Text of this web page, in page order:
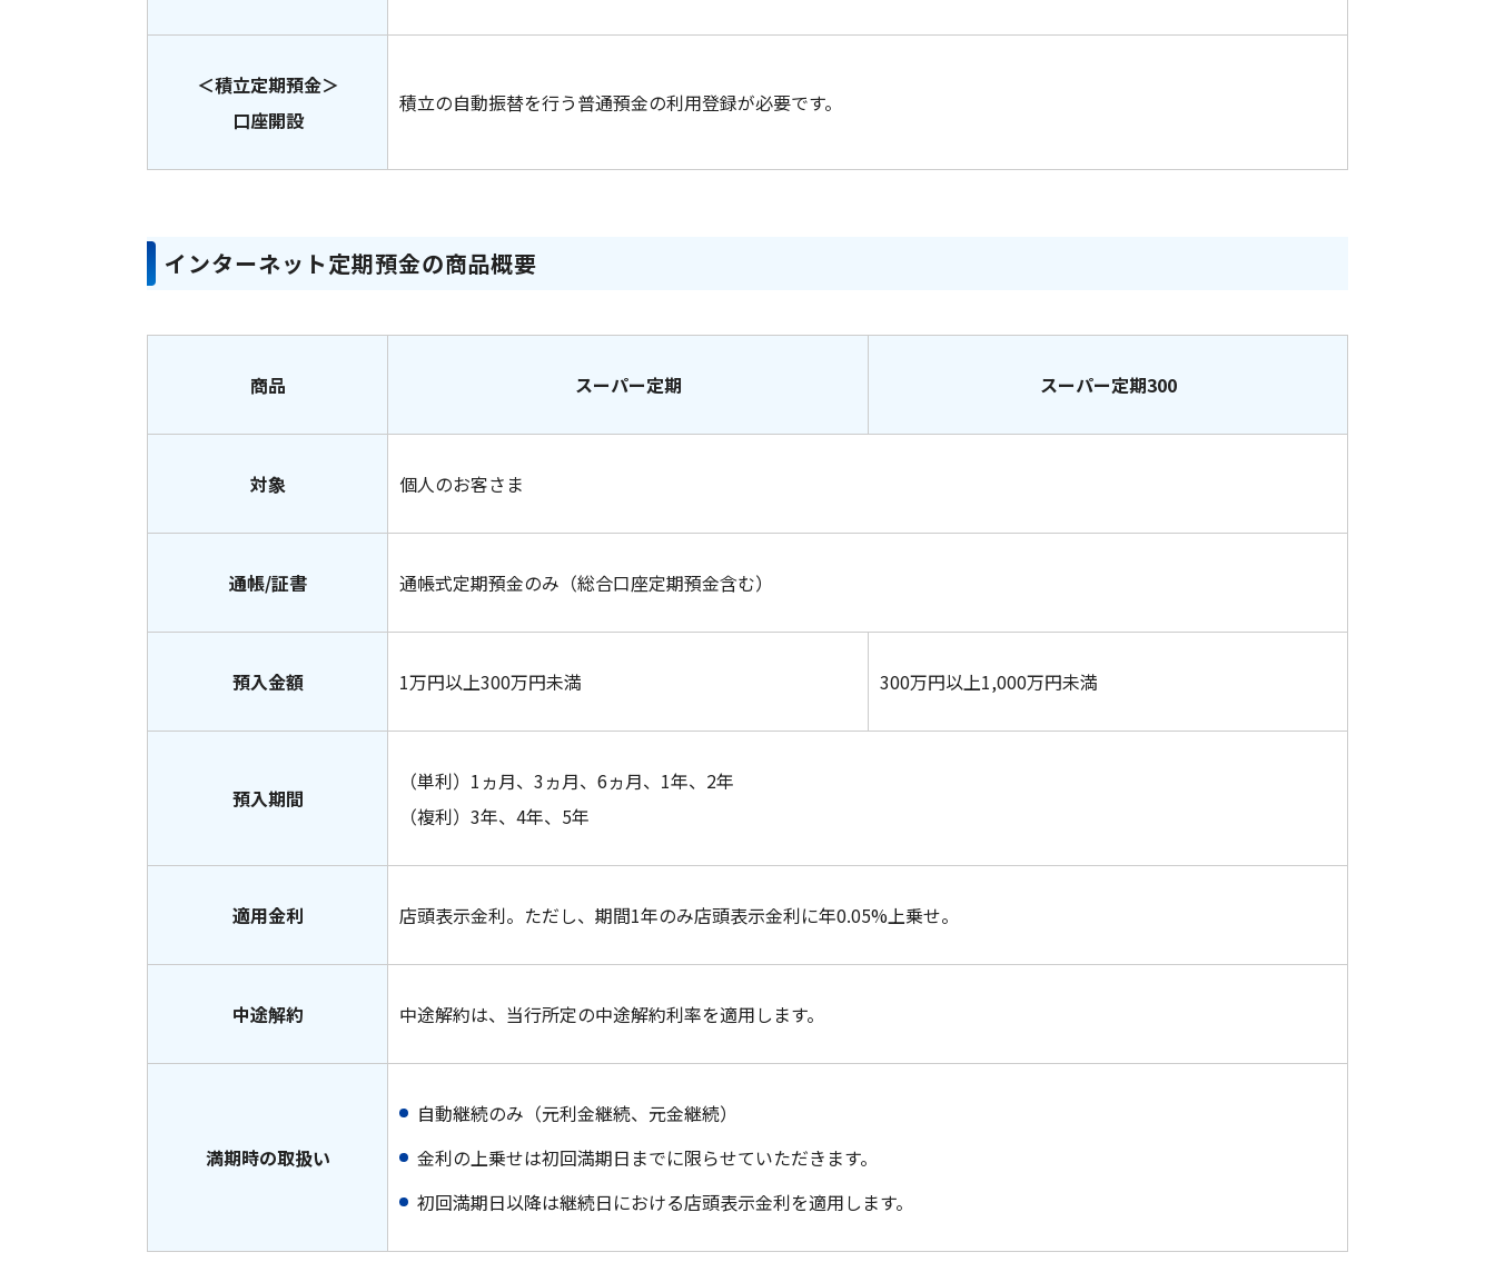
＜積立定期預金＞
口座開設
積立の自動振替を行う普通預金の利用登録が必要です。
インターネット定期預金の商品概要
商品 スーパー定期 スーパー定期300
対象 個人のお客さま
通帳/証書 通帳式定期預金のみ（総合口座定期預金含む）
預入金額 1万円以上300万円未満 300万円以上1,000万円未満
預入期間
（単利）1ヵ月、3ヵ月、6ヵ月、1年、2年
（複利）3年、4年、5年
適用金利 店頭表示金利。ただし、期間1年のみ店頭表示金利に年0.05%上乗せ。
中途解約 中途解約は、当行所定の中途解約利率を適用します。
満期時の取扱い
自動継続のみ（元利金継続、元金継続）
金利の上乗せは初回満期日までに限らせていただきます。
初回満期日以降は継続日における店頭表示金利を適用します。